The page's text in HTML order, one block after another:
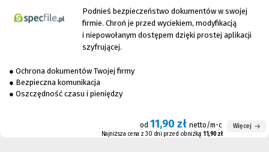
Podnieś bezpieczeństwo dokumentów w swojej
firmie. Chroń je przed wyciekiem, modyfikacją
i niepowołanym dostępem dzięki prostej aplikacji
szyfrującej.
● Ochrona dokumentów Twojej firmy
● Bezpieczna komunikacja
● Oszczędność czasu i pieniędzy
od 11,90 zł netto/m-c
Najniższa cena z 30 dni przed obniżką: 11,90 zł
Więcej